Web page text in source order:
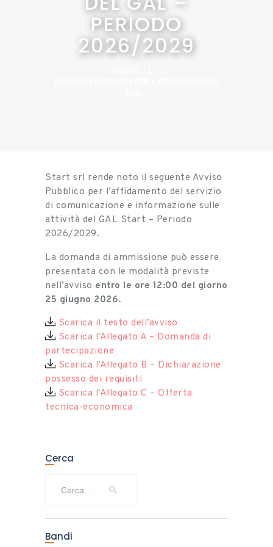
PERIODO
2026/2029
Start srl rende noto il seguente Avviso
Pubblico per l’affidamento del servizio
di comunicazione e informazione sulle
attività del GAL Start – Periodo
2026/2029.
La domanda di ammissione può essere
presentata con le modalità previste
nell’avviso entro le ore 12:00 del giorno
25 giugno 2026.
Scarica il testo dell’avviso
Scarica l’Allegato A – Domanda di
partecipazione
Scarica l’Allegato B – Dichiarazione
possesso dei requisiti
Scarica l’Allegato C – Offerta
tecnica-economica
Cerca
Bandi